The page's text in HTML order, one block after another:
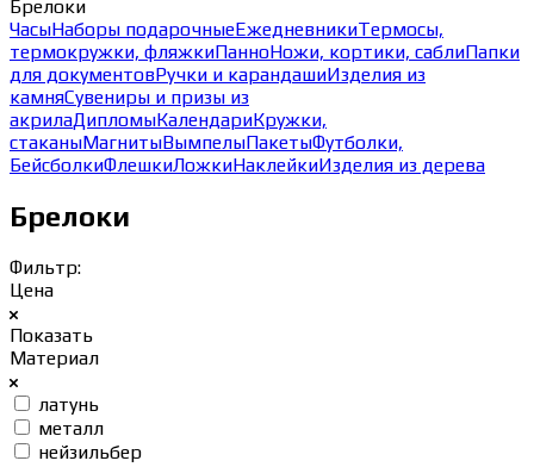
Брелоки
ЧасыНаборы подарочныеЕжедневникиТермосы,
термокружки, фляжкиПанноНожи, кортики, саблиПапки
для документовРучки и карандашиИзделия из
камняСувениры и призы из
акрилаДипломыКалендариКружки,
стаканыМагнитыВымпелыПакетыФутболки,
БейсболкиФлешкиЛожкиНаклейкиИзделия из дерева
Брелоки
Фильтр:
Цена
Показать
Материал
латунь
металл
нейзильбер